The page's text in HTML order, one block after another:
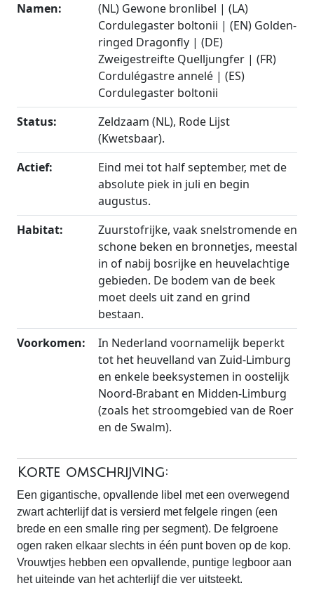
Namen:
(NL) Gewone bronlibel | (LA)
Cordulegaster boltonii | (EN) Golden-
ringed Dragonfly | (DE)
Zweigestreifte Quelljungfer | (FR)
Cordulégastre annelé | (ES)
Cordulegaster boltonii
Status:
Zeldzaam (NL), Rode Lijst
(Kwetsbaar).
Actief:
Eind mei tot half september, met de
absolute piek in juli en begin
augustus.
Habitat:
Zuurstofrijke, vaak snelstromende en
schone beken en bronnetjes, meestal
in of nabij bosrijke en heuvelachtige
gebieden. De bodem van de beek
moet deels uit zand en grind
bestaan.
Voorkomen:
In Nederland voornamelijk beperkt
tot het heuvelland van Zuid-Limburg
en enkele beeksystemen in oostelijk
Noord-Brabant en Midden-Limburg
(zoals het stroomgebied van de Roer
en de Swalm).
Korte omschrijving:
Een gigantische, opvallende libel met een overwegend
zwart achterlijf dat is versierd met felgele ringen (een
brede en een smalle ring per segment). De felgroene
ogen raken elkaar slechts in één punt boven op de kop.
Vrouwtjes hebben een opvallende, puntige legboor aan
het uiteinde van het achterlijf die ver uitsteekt.